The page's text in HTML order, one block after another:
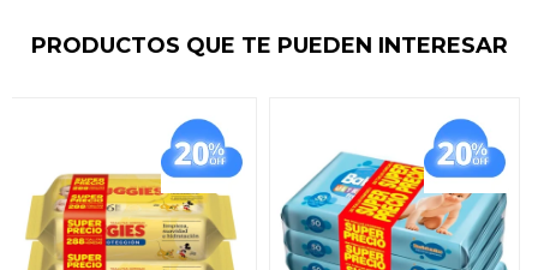
PRODUCTOS QUE TE PUEDEN INTERESAR